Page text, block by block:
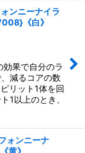
ンニーナイラ
《白》
果で自分のラ
減るコアの数
リット1体を回
1以上のとき、
ォンニーナ